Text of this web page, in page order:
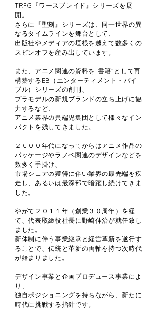
TRPG『ワースブレイド』シリーズを展
開。
さらに『聖刻』シリーズは、同一世界の異
なるタイムラインを舞台として、
出版社やメディアの垣根を越えて数多くの
スピンオフを産み出しています。
また、アニメ関連の資料を“書籍”として再
構築するEB（エンターティメント・バイ
ブル）シリーズの創刊、
プラモデルの新規ブランドの立ち上げに協
力するなど、
アニメ業界の異端児集団として様々なイン
パクトを残してきました。
２０００年代になってからはアニメ作品の
パッケージやラノベ関連のデザインなどを
数多く手掛け、
市場シェアの獲得に伴い業界の最先端を疾
走し、あるいは最深部で暗躍し続けてきま
した。
やがて２０１１年（創業３０周年）を経
て、代表取締役社長に野崎伸治が就任致し
ました。
新体制に伴う事業継承と経営革新を遂行す
ることで、伝統と革新の両軸を持つ次時代
が始まりました。
デザイン事業と企画プロデュース事業によ
り、
独自ポジショニングを持ちながら、新たに
時代に挑戦する指針です。